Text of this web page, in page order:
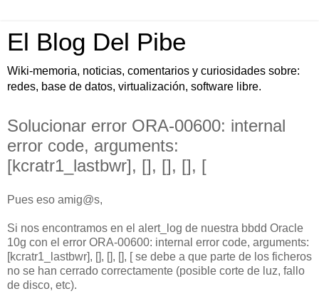
El Blog Del Pibe
Wiki-memoria, noticias, comentarios y curiosidades sobre:
redes, base de datos, virtualización, software libre.
Solucionar error ORA-00600: internal
error code, arguments:
[kcratr1_lastbwr], [], [], [], [
Pues eso amig@s,
Si nos encontramos en el alert_log de nuestra bbdd Oracle
10g con el error ORA-00600: internal error code, arguments:
[kcratr1_lastbwr], [], [], [], [ se debe a que parte de los ficheros
no se han cerrado correctamente (posible corte de luz, fallo
de disco, etc).